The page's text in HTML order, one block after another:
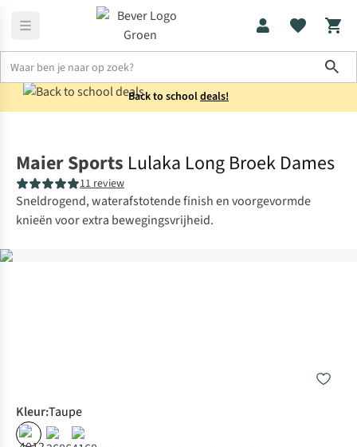
Back to schooldeals!
Maier Sports Lulaka Long Broek Dames
11 review
Sneldrogend, waterafstotende finish en voorgevormde
knieën voor extra bewegingsvrijheid.
Kleur:Taupe